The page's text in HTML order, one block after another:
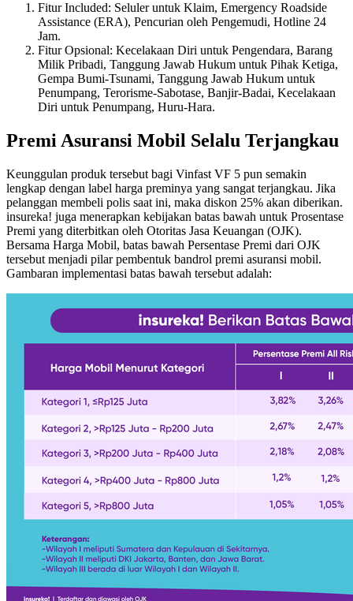
Fitur Included: Seluler untuk Klaim, Emergency Roadside
Assistance (ERA), Pencurian oleh Pengemudi, Hotline 24
Jam.
Fitur Opsional: Kecelakaan Diri untuk Pengendara, Barang
Milik Pribadi, Tanggung Jawab Hukum untuk Pihak Ketiga,
Gempa Bumi-Tsunami, Tanggung Jawab Hukum untuk
Penumpang, Terorisme-Sabotase, Banjir-Badai, Kecelakaan
Diri untuk Penumpang, Huru-Hara.
Premi Asuransi Mobil Selalu Terjangkau
Keunggulan produk tersebut bagi Vinfast VF 5 pun semakin
lengkap dengan label harga preminya yang sangat terjangkau. Jika
pelanggan membeli polis saat ini, maka diskon 25% akan diberikan.
insureka! juga menerapkan kebijakan batas bawah untuk Prosentase
Premi yang diterbitkan oleh Otoritas Jasa Keuangan (OJK).
Bersama Harga Mobil, batas bawah Persentase Premi dari OJK
tersebut menjadi pilar pembentuk bandrol premi asuransi mobil.
Gambaran implementasi batas bawah tersebut adalah: